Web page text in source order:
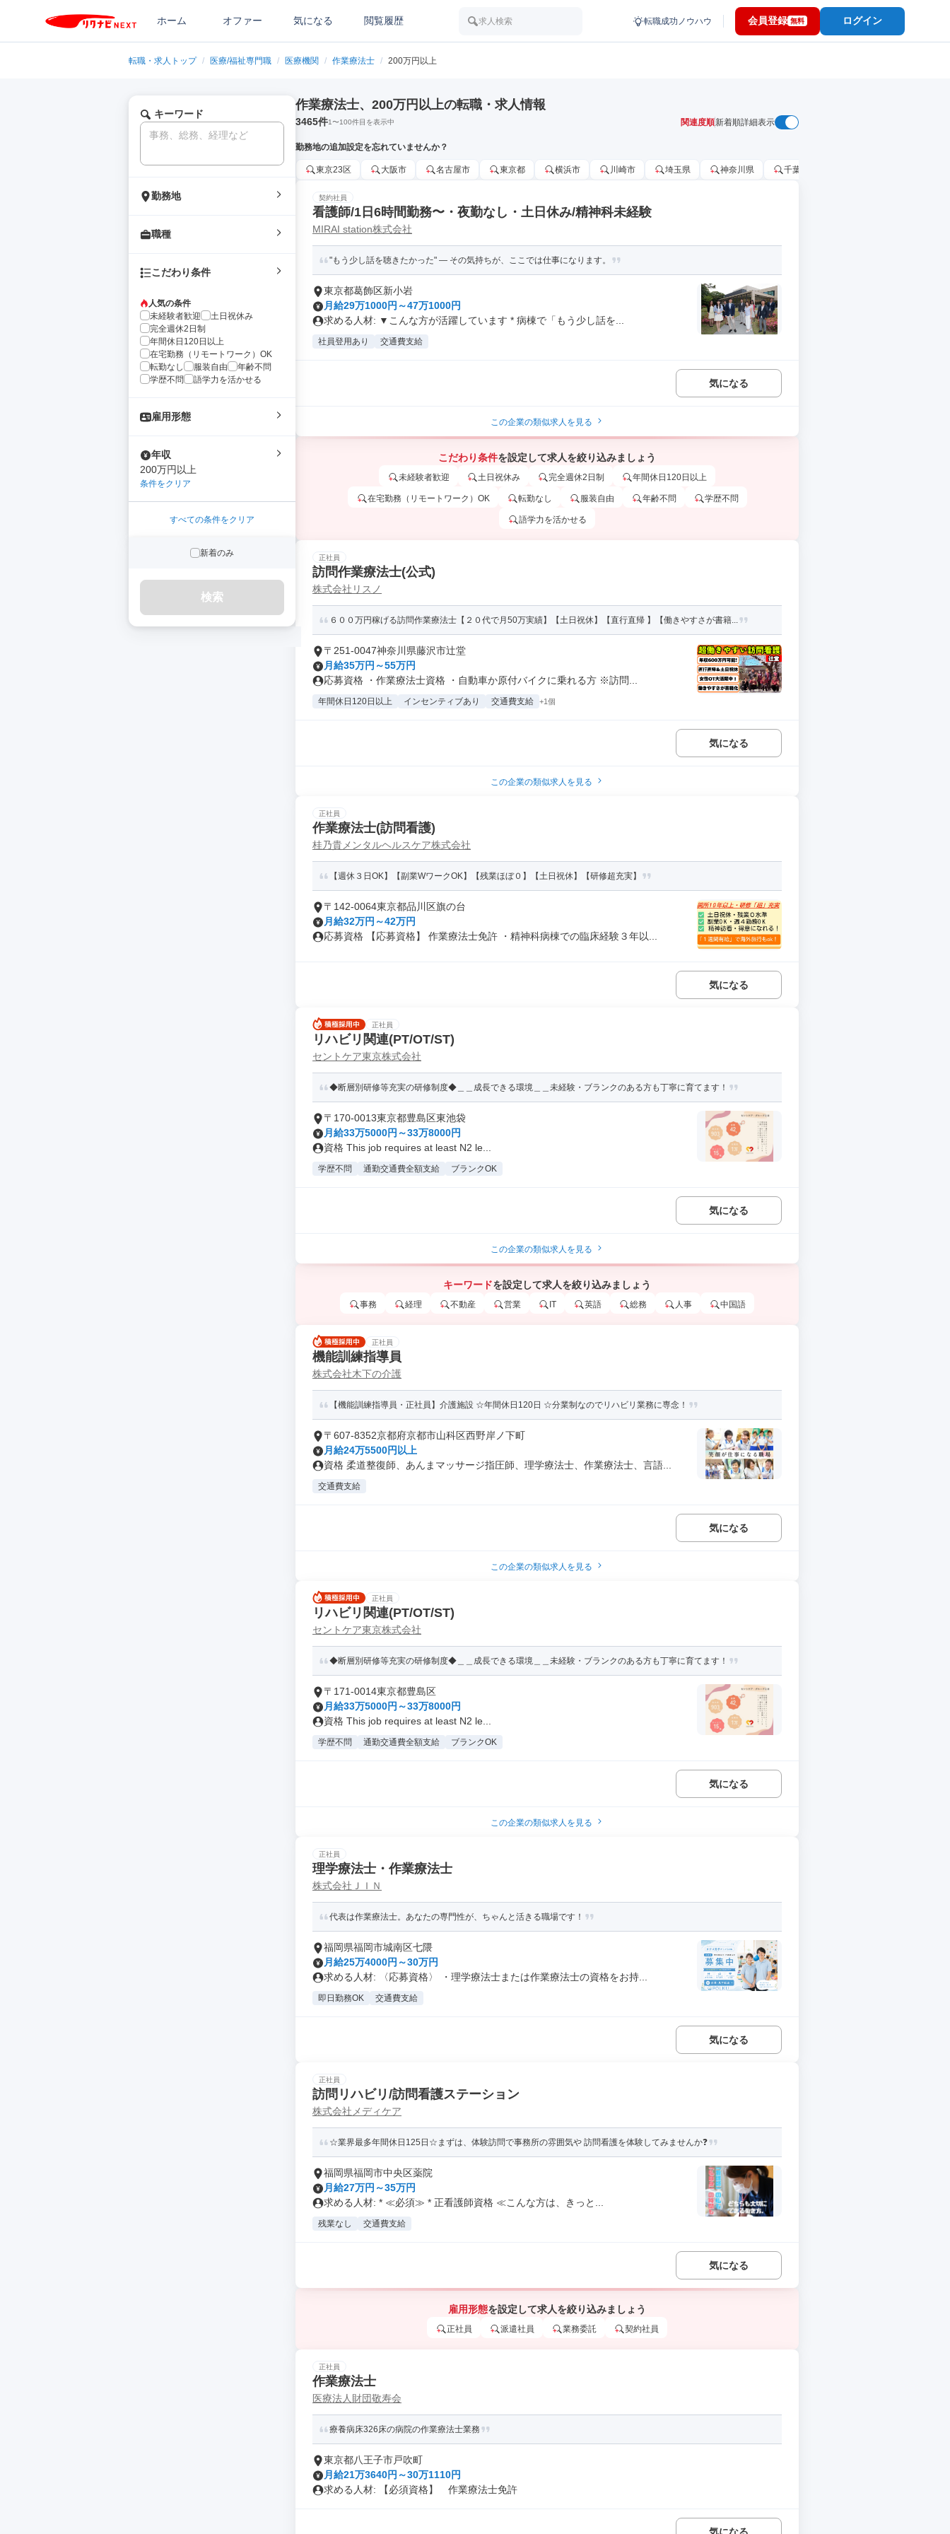
ホーム オファー 気になる 閲覧履歴 求人検索 転職成功ノウハウ 会員登録 無料 ログイン
転職・求人トップ / 医療/福祉専門職 / 医療機関 / 作業療法士 / 200万円以上
キーワード
勤務地
職種
こだわり条件
人気の条件
未経験者歓迎
土日祝休み
完全週休2日制
年間休日120日以上
在宅勤務（リモートワーク）OK
転勤なし
服装自由
年齢不問
学歴不問
語学力を活かせる
雇用形態
年収
200万円以上
条件をクリア
すべての条件をクリア
新着のみ
検索
作業療法士、200万円以上の転職・求人情報
3465件1〜100件目を表示中 関連度順新着順詳細表示
勤務地の追加設定を忘れていませんか？
東京23区 大阪市 名古屋市 東京都 横浜市 川崎市 埼玉県 神奈川県 千葉市
契約社員
看護師/1日6時間勤務〜・夜勤なし・土日休み/精神科未経験
MIRAI station株式会社
"もう少し話を聴きたかった" — その気持ちが、ここでは仕事になります。
東京都葛飾区新小岩
月給29万1000円～47万1000円
求める人材: ▼こんな方が活躍しています * 病棟で「もう少し話を...
社員登用あり 交通費支給
気になる
この企業の類似求人を見る
こだわり条件を設定して求人を絞り込みましょう
未経験者歓迎 土日祝休み 完全週休2日制 年間休日120日以上
在宅勤務（リモートワーク）OK 転勤なし 服装自由 年齢不問 学歴不問
語学力を活かせる
正社員
訪問作業療法士(公式)
株式会社リスノ
６００万円稼げる訪問作業療法士【２０代で月50万実績】【土日祝休】【直行直帰 】【働きやすさが書籍...
〒251-0047神奈川県藤沢市辻堂
月給35万円～55万円
応募資格 ・作業療法士資格 ・自動車か原付バイクに乗れる方 ※訪問...
年間休日120日以上 インセンティブあり 交通費支給 +1個
気になる
この企業の類似求人を見る
正社員
作業療法士(訪問看護)
桂乃貴メンタルヘルスケア株式会社
【週休３日OK】【副業WワークOK】【残業ほぼ０】【土日祝休】【研修超充実】
〒142-0064東京都品川区旗の台
月給32万円～42万円
応募資格 【応募資格】 作業療法士免許 ・精神科病棟での臨床経験３年以...
気になる
正社員
リハビリ関連(PT/OT/ST)
セントケア東京株式会社
◆断層別研修等充実の研修制度◆＿＿成長できる環境＿＿未経験・ブランクのある方も丁寧に育てます！
〒170-0013東京都豊島区東池袋
月給33万5000円～33万8000円
資格 This job requires at least N2 le...
学歴不問 通勤交通費全額支給 ブランクOK
気になる
この企業の類似求人を見る
キーワードを設定して求人を絞り込みましょう
事務 経理 不動産 営業 IT 英語 総務 人事 中国語
正社員
機能訓練指導員
株式会社木下の介護
【機能訓練指導員・正社員】介護施設 ☆年間休日120日 ☆分業制なのでリハビリ業務に専念！
〒607-8352京都府京都市山科区西野岸ノ下町
月給24万5500円以上
資格 柔道整復師、あんまマッサージ指圧師、理学療法士、作業療法士、言語...
交通費支給
気になる
この企業の類似求人を見る
正社員
リハビリ関連(PT/OT/ST)
セントケア東京株式会社
◆断層別研修等充実の研修制度◆＿＿成長できる環境＿＿未経験・ブランクのある方も丁寧に育てます！
〒171-0014東京都豊島区
月給33万5000円～33万8000円
資格 This job requires at least N2 le...
学歴不問 通勤交通費全額支給 ブランクOK
気になる
この企業の類似求人を見る
正社員
理学療法士・作業療法士
株式会社ＪＩＮ
代表は作業療法士。あなたの専門性が、ちゃんと活きる職場です！
福岡県福岡市城南区七隈
月給25万4000円～30万円
求める人材: 〈応募資格〉 ・理学療法士または作業療法士の資格をお持...
即日勤務OK 交通費支給
気になる
正社員
訪問リハビリ/訪問看護ステーション
株式会社メディケア
☆業界最多年間休日125日☆まずは、体験訪問で事務所の雰囲気や 訪問看護を体験してみませんか❓
福岡県福岡市中央区薬院
月給27万円～35万円
求める人材: * ≪必須≫ * 正看護師資格 ≪こんな方は、きっと...
残業なし 交通費支給
気になる
雇用形態を設定して求人を絞り込みましょう
正社員 派遣社員 業務委託 契約社員
正社員
作業療法士
医療法人財団敬寿会
療養病床326床の病院の作業療法士業務
東京都八王子市戸吹町
月給21万3640円～30万1110円
求める人材: 【必須資格】 作業療法士免許
気になる